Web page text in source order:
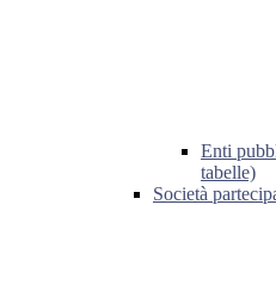
Enti
tabelle)
Società